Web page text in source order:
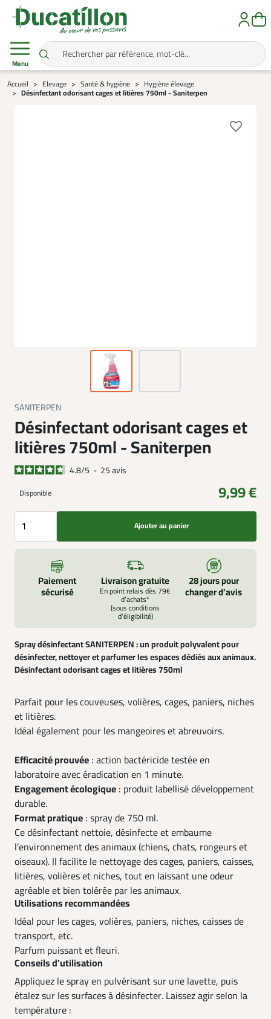
Menu
Accueil Elevage Santé & hygiène Hygiène élevage
Désinfectant odorisant cages et litières 750ml - Saniterpen
favorite_border
SANITERPEN
Désinfectant odorisant cages et
litières 750ml - Saniterpen
4.8/5 - 25avis
Disponible 9,99 €
Ajouter au panier
Paiement
sécurisé
Livraison gratuite
En point relais dès 79€
d’achats*
(sous conditions
d'éligibilité)
28 jours pour
changer d’avis
Spray désinfectant SANITERPEN: un produit polyvalent pour
désinfecter, nettoyer et parfumer les espaces dédiés aux animaux.
Désinfectant odorisant cages et litières 750ml
Parfait pour les couveuses, volières, cages, paniers, niches
et litières.
Idéal également pour les mangeoires et abreuvoirs.
Efficacité prouvée : action bactéricide testée en
laboratoire avec éradication en 1 minute.
Engagement écologique : produit labellisé développement
durable.
Format pratique : spray de 750 ml.
Ce désinfectant nettoie, désinfecte et embaume
l’environnement des animaux (chiens, chats, rongeurs et
oiseaux). Il facilite le nettoyage des cages, paniers, caisses,
litières, volières et niches, tout en laissant une odeur
agréable et bien tolérée par les animaux.
Utilisations recommandées
Idéal pour les cages, volières, paniers, niches, caisses de
transport, etc.
Parfum puissant et fleuri.
Conseils d'utilisation
Appliquez le spray en pulvérisant sur une lavette, puis
étalez sur les surfaces à désinfecter. Laissez agir selon la
température :